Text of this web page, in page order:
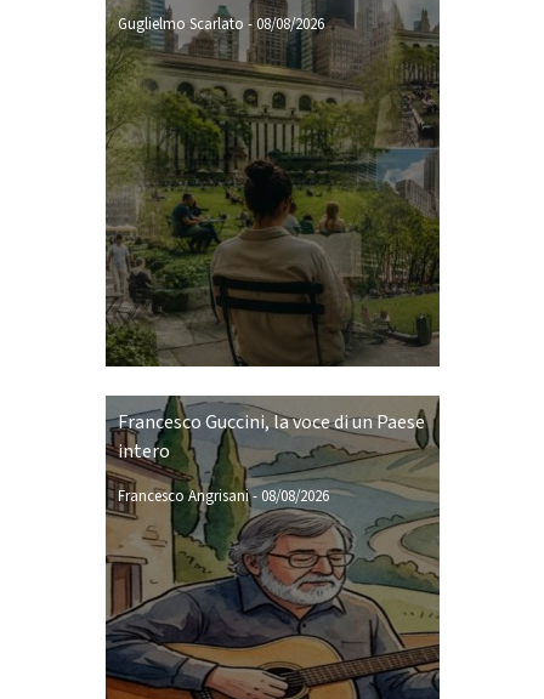
Guglielmo Scarlato -08/08/2026
Francesco Guccini, la voce di un Paese
intero
Francesco Angrisani-08/08/2026